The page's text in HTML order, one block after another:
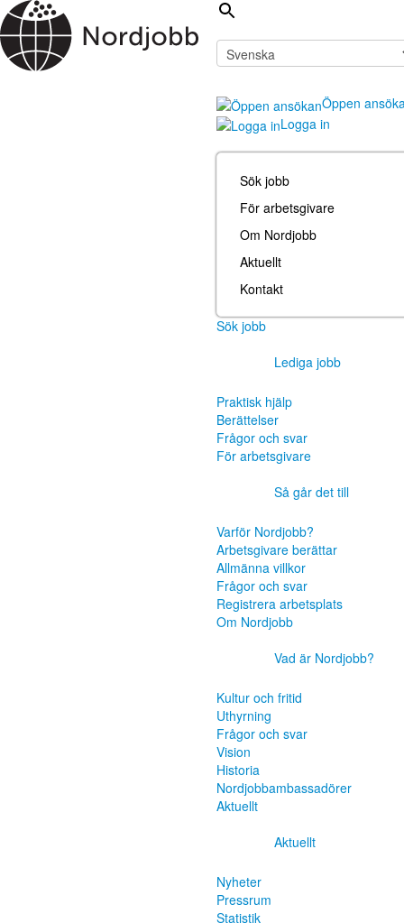
Öppen
Logga in
Sök jobb
För arbetsgivare
Om Nordjobb
Aktuellt
Kontakt
Sök jobb
Lediga jobb
Praktisk hjälp
Berättelser
Frågor och svar
För arbetsgivare
Så går det till
Varför Nordjobb?
Arbetsgivare berättar
Allmänna villkor
Frågor och svar
Registrera arbetsplats
Om Nordjobb
Vad är Nordjobb?
Kultur och fritid
Uthyrning
Frågor och svar
Vision
Historia
Nordjobbambassadörer
Aktuellt
Aktuellt
Nyheter
Pressrum
Statistik